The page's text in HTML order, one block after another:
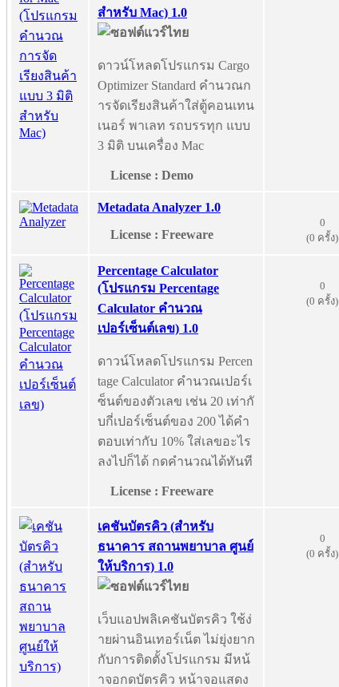
สำหรับ Mac) 1.0
ดาวน์โหลดโปรแกรม Cargo
Optimizer Standard คำนวณก
ารจัดเรียงสินค้าใส่ตู้คอนเทน
เนอร์ พาเลท รถบรรทุก แบบ
3 มิติ บนเครื่อง Mac
License : Demo
Metadata Analyzer 1.0
License : Freeware
0
(0 ครั้ง)
Percentage Calculator
(โปรแกรม Percentage
Calculator คำนวณ
เปอร์เซ็นต์เลข) 1.0
ดาวน์โหลดโปรแกรม Percen
tage Calculator คำนวณเปอร์เ
ซ็นต์ของตัวเลข เช่น 20 เท่ากั
บกี่เปอร์เซ็นต์ของ 200 ได้คำ
ตอบเท่ากับ 10% ใส่เลขอะไร
ลงไปก็ได้ กดคำนวณได้ทันที
License : Freeware
0
(0 ครั้ง)
เคชันบัตรคิว (สำหรับ
ธนาคาร สถานพยาบาล ศูนย์
ให้บริการ) 1.0
เว็บแอปพลิเคชันบัตรคิว ใช้ง่
ายผ่านอินเทอร์เน็ต ไม่ยุ่งยาก
กับการติดตั้งโปรแกรม มีหน้
าจอกดบัตรคิว หน้าจอแสดง
0
(0 ครั้ง)